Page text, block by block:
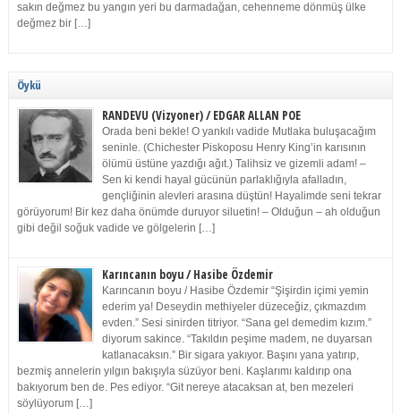
sakın değmez bu yangın yeri bu darmadağan, cehenneme dönmüş ülke
değmez bir […]
Öykü
RANDEVU (Vizyoner) / EDGAR ALLAN POE
Orada beni bekle! O yankılı vadide Mutlaka buluşacağım
seninle. (Chichester Piskoposu Henry King’in karısının
ölümü üstüne yazdığı ağıt.) Talihsiz ve gizemli adam! –
Sen ki kendi hayal gücünün parlaklığıyla afalladın,
gençliğinin alevleri arasına düştün! Hayalimde seni tekrar
görüyorum! Bir kez daha önümde duruyor siluetin! – Olduğun – ah olduğun
gibi değil soğuk vadide ve gölgelerin […]
Karıncanın boyu / Hasibe Özdemir
Karıncanın boyu / Hasibe Özdemir “Şişirdin içimi yemin
ederim ya! Deseydin methiyeler düzeceğiz, çıkmazdım
evden.” Sesi sinirden titriyor. “Sana gel demedim kızım.”
diyorum sakince. “Takıldın peşime madem, ne duyarsan
katlanacaksın.” Bir sigara yakıyor. Başını yana yatırıp,
bezmiş annelerin yılgın bakışıyla süzüyor beni. Kaşlarımı kaldırıp ona
bakıyorum ben de. Pes ediyor. “Git nereye atacaksan at, ben mezeleri
söylüyorum […]